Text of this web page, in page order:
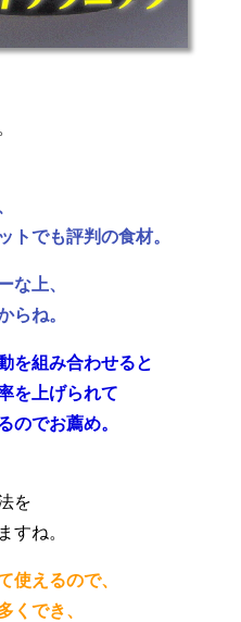
トでも評判の食材。
な上、
らね。
を組み合わせると
を上げられて
のでお薦め。
を
すね。
使えるので、
くでき、